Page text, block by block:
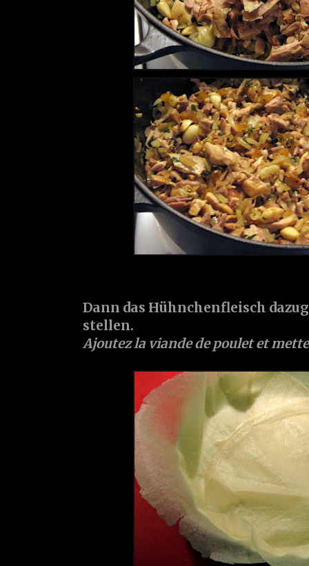
Dann das Hühnchenfleisch
stellen.
Ajoutez la viande de poulet et